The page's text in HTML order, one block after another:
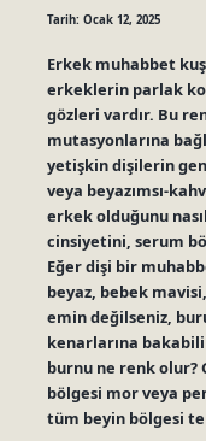
Tarih: Ocak 12, 2025
Erkek muhabbet
erkeklerin parlak
gözleri vardır. Bu
mutasyonlarına
yetişkin dişilerin
veya beyazımsı-
erkek olduğunu
cinsiyetini, serum
Eğer dişi bir
beyaz, bebek
emin değilseniz,
kenarlarına
burnu ne renk olur?
bölgesi mor veya
tüm beyin bölgesi